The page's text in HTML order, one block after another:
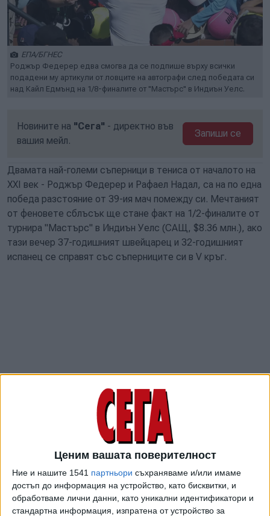
Ценим вашата поверителност
Ние и нашите 1541 партньори съхраняваме и/или имаме
достъп до информация на устройство, като бисквитки, и
обработваме лични данни, като уникални идентификатори и
стандартна информация, изпратена от устройство за
ЕПА/БГНЕС
Роджър Федерер едва смогва да се подпише върху всички
подадени му артикули от ловците на автографи след победата си
над Кайл Едмънд на 1/8-финалите от "Мастърс" в Индиън Уелс.
Новините на "Сега" - директно във
вашия мейл.
Запиши се
Двамата най-големи съперници в тениса от началото на
XXI век - Роджър Федерер и Рафаел Надал, са на по една
победа разстояние от 39-ия мач помежду си. Мечтаният
от феновете сблъсък ще стане факт на 1/2-финалите от
турнира "Мастърс" в Индиън Уелс (САЩ, $8.36 млн.), ако
тази вечер 37-годишният швейцарец и 32-годишният
испанец се справят със съперниците си в V кръг.
И двамата се класираха за 1/4-финалите с лекота.
Миналата нощ първо поставеният под №2 Надал се
няма загубен сет в турнира. Малко по-късно №4 в
схемата Федерер също постигна трета поредна
двусетова победа, елиминирайки Кайл Едмънд (Вбр) с